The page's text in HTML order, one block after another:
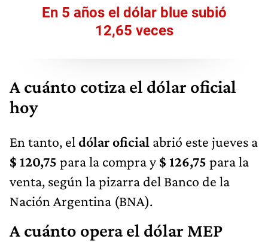
En 5 años el dólar blue subió
12,65 veces
A cuánto cotiza el dólar oficial
hoy
En tanto, el dólar oficial abrió este jueves a
$ 120,75 para la compra y$ 126,75 para la
venta, según la pizarra del Banco de la
Nación Argentina (BNA).
A cuánto opera el dólar MEP